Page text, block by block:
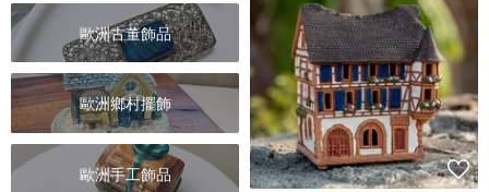
歐洲古董飾品
歐洲鄉村擺飾
歐洲手工飾品